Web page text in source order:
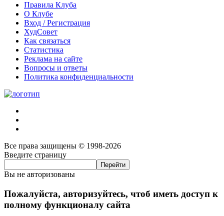
Правила Клуба
О Клубе
Вход / Регистрация
ХудСовет
Как связаться
Статистика
Реклама на сайте
Вопросы и ответы
Политика конфиденциальности
Все права защищены © 1998-2026
Введите страницу
Вы не авторизованы
Пожалуйста, авторизуйтесь, чтоб иметь доступ к
полному функционалу сайта